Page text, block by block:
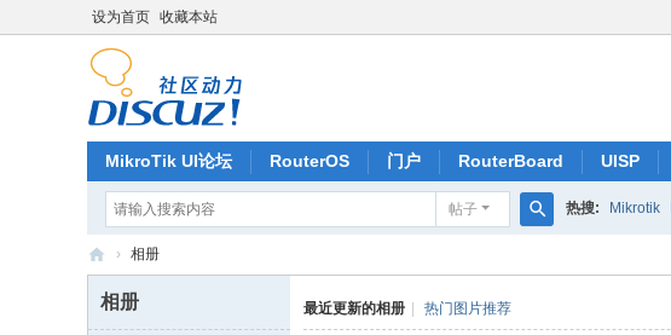
设为首页 收藏本站
MikroTik UI论坛 RouterOS 门户 RouterBoard UISP
帖子
索
热搜: Mikrotik
深
› 相册
相册 最近更新的相册 热门图片推荐